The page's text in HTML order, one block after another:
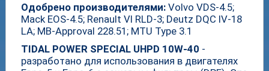
Одобрено производителями:Volvo VDS-4.5;
Mack EOS-4.5; Renault VI RLD-3; Deutz DQC IV-18
LA; MB-Approval 228.51; MTU Type 3.1
TIDAL POWER SPECIAL UHPD 10W-40 -
разработано для использования в двигателях